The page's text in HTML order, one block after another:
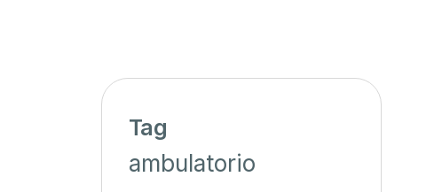
Tag
ambulatorio